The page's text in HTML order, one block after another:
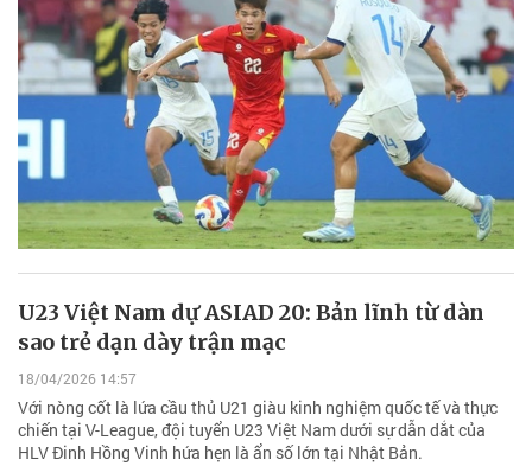
U23 Việt Nam dự ASIAD 20: Bản lĩnh từ dàn
sao trẻ dạn dày trận mạc
18/04/2026 14:57
Với nòng cốt là lứa cầu thủ U21 giàu kinh nghiệm quốc tế và thực
chiến tại V-League, đội tuyển U23 Việt Nam dưới sự dẫn dắt của
HLV Đinh Hồng Vinh hứa hẹn là ẩn số lớn tại Nhật Bản.